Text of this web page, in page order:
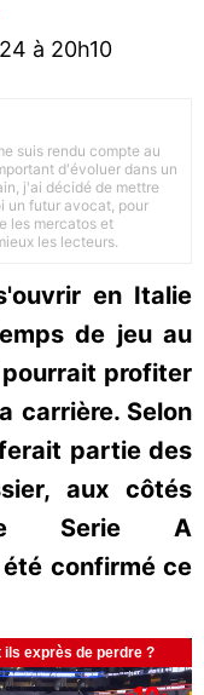
à 20h10
suis rendu compte au
d'évoluer dans un
j'ai décidé de mettre
un futur avocat, pour
les mercatos et
les lecteurs.
en Italie
de jeu au
pourrait profiter
carrière. Selon
partie des
aux côtés
Serie A
confirmé ce